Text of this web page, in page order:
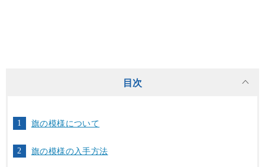
目次
旗の模様について
旗の模様の入手方法